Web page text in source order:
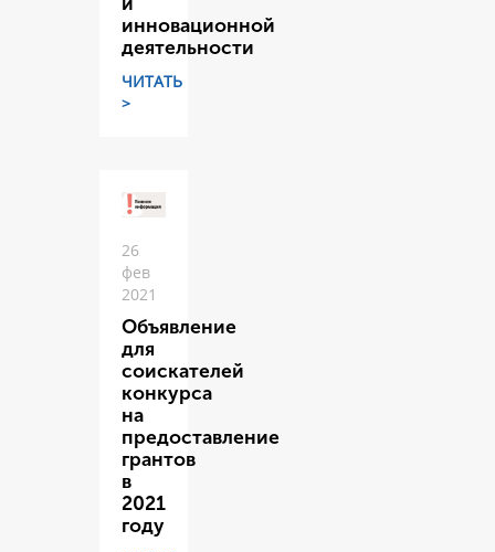
инновационной
деятельности
ЧИТАТЬ
>
26
фев
2021
Объявление
для
соискателей
конкурса
на
предоставление
грантов
в
2021
году